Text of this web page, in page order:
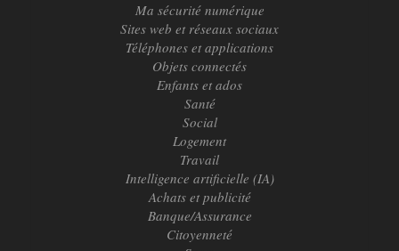
Ma sécurité numérique
Sites web et réseaux sociaux
Téléphones et applications
Objets connectés
Enfants et ados
Santé
Social
Logement
Travail
Intelligence artificielle (IA)
Achats et publicité
Banque/Assurance
Citoyenneté